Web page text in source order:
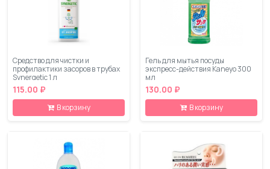
Средство для чистки и
профилактики засоров в трубах
Synergetic 1 л
115.00 ₽
В корзину
Гель для мытья посуды
экспресс-действия Kaneyo 300
мл
130.00 ₽
В корзину